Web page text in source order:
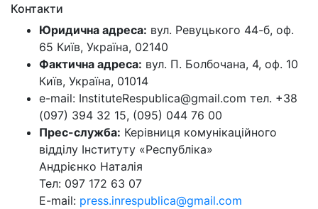
Контакти
Юридична адреса: вул. Ревуцького 44-б, оф.
65 Київ, Україна, 02140
Фактична адреса: вул. П. Болбочана, 4, оф. 10
Київ, Україна, 01014
e-mail: InstituteRespublica@gmail.com тел. +38
(097) 394 32 15, (095) 044 76 00
Прес-служба: Керівниця комунікаційного
відділу Інституту «Республіка»
Андрієнко Наталія
Тел: 097 172 63 07
E-mail: press.inrespublica@gmail.com